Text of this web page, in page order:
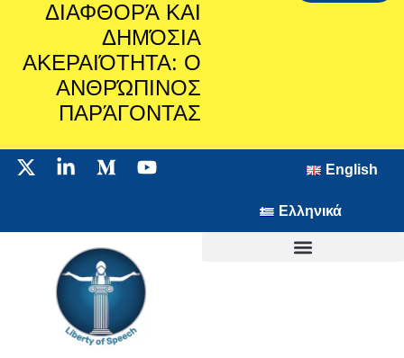
ΔΙΑΦΘΟΡΆ ΚΑΙ
ΔΗΜΌΣΙΑ
ΑΚΕΡΑΙΌΤΗΤΑ: Ο
ΑΝΘΡΏΠΙΝΟΣ
ΠΑΡΆΓΟΝΤΑΣ
English
Ελληνικά